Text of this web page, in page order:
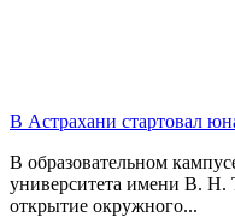
В Астрахани стартовал
В образовательном
университета имени В. Н.
открытие окружного...